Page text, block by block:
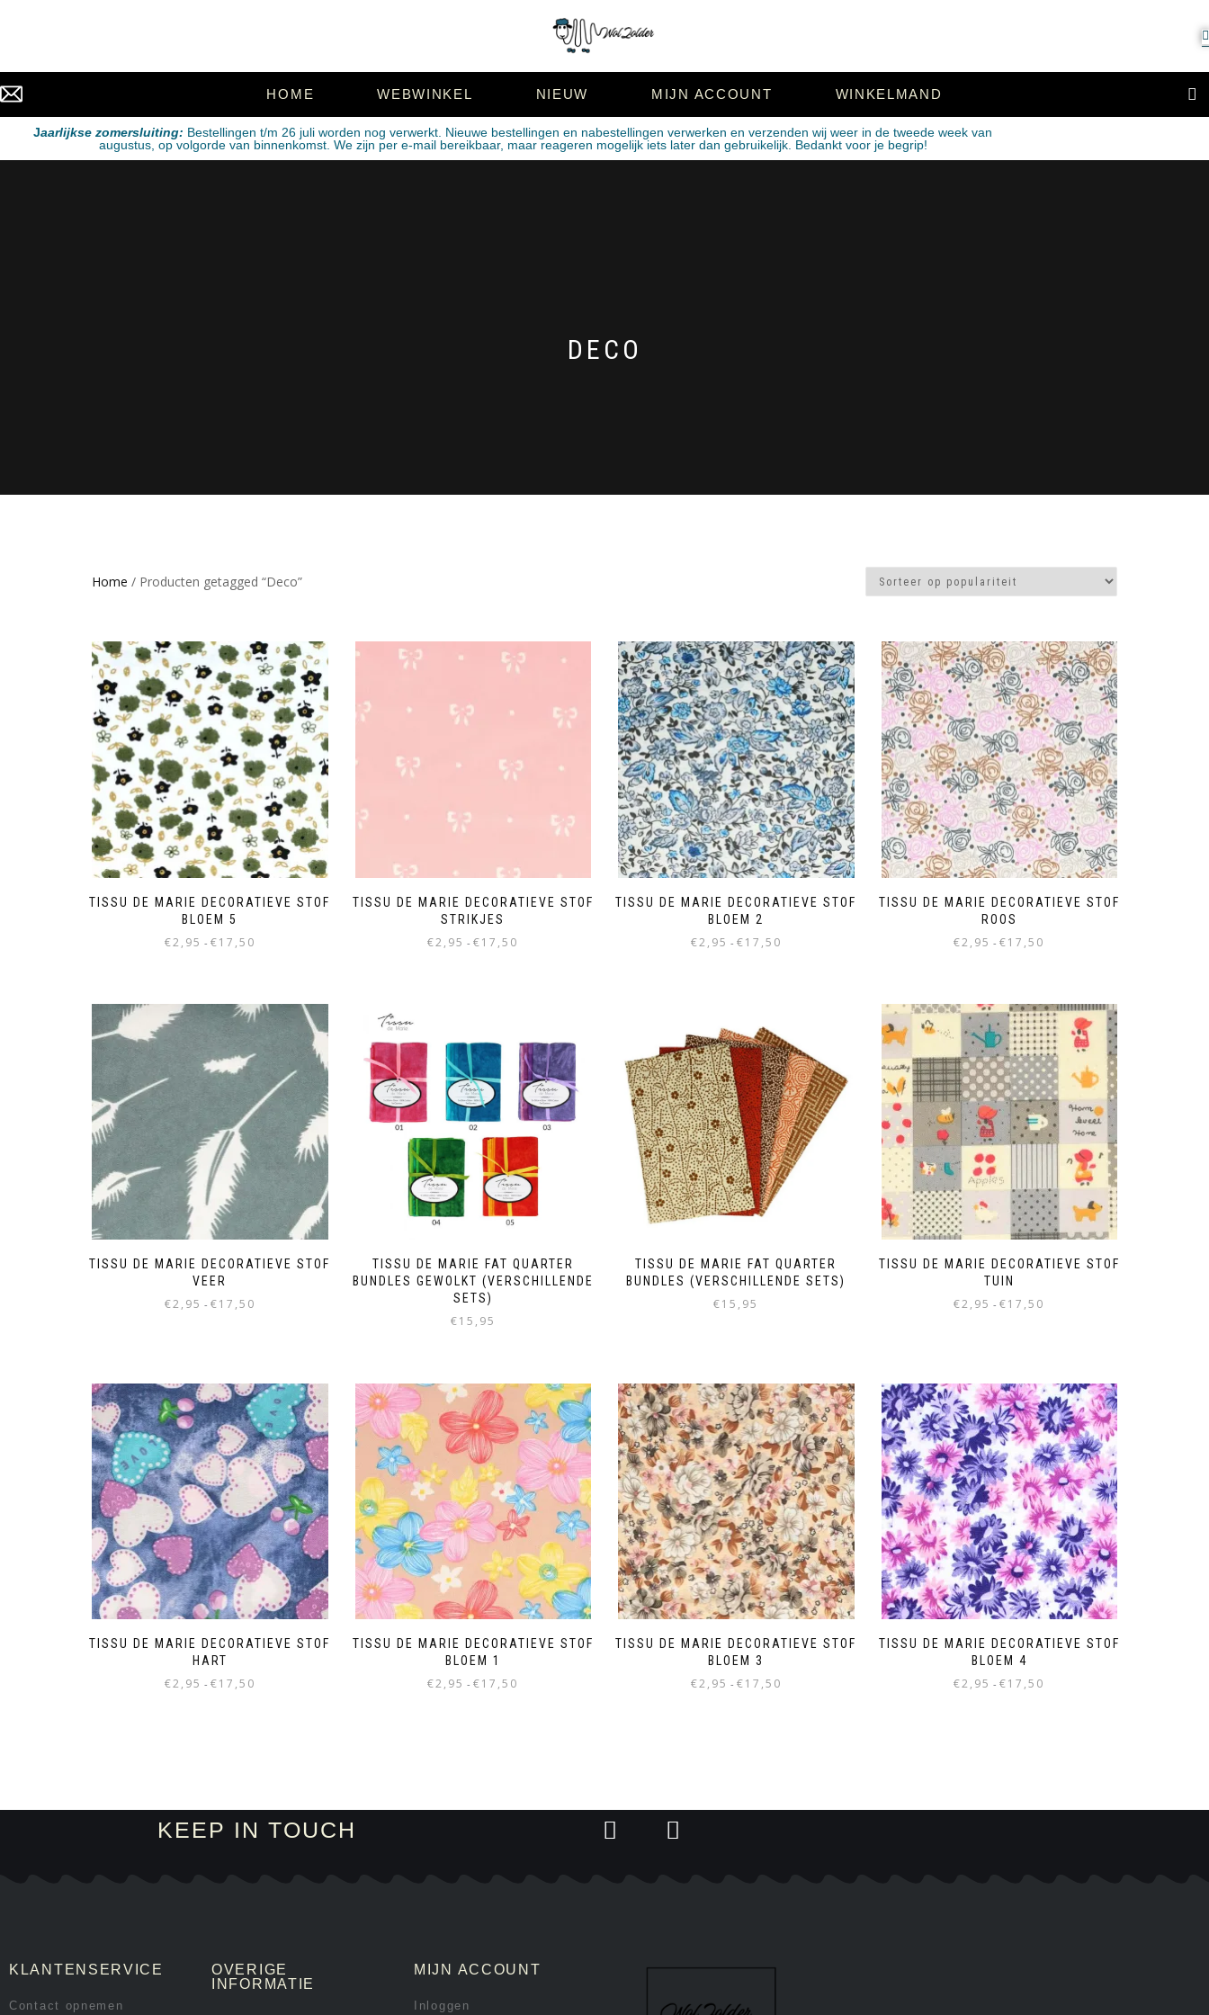
HOME WEBWINKEL NIEUW MIJN ACCOUNT WINKELMAND
Jaarlijkse zomersluiting: Bestellingen t/m 26 juli worden nog verwerkt. Nieuwe bestellingen en nabestellingen verwerken en verzenden wij weer in de tweede week van
augustus, op volgorde van binnenkomst. We zijn per e-mail bereikbaar, maar reageren mogelijk iets later dan gebruikelijk. Bedankt voor je begrip!
DECO
Home / Producten getagged “Deco”
TISSU DE MARIE DECORATIEVE STOF
BLOEM 5
€2,95 - €17,50
TISSU DE MARIE DECORATIEVE STOF
STRIKJES
€2,95 - €17,50
TISSU DE MARIE DECORATIEVE STOF
BLOEM 2
€2,95 - €17,50
TISSU DE MARIE DECORATIEVE STOF
ROOS
€2,95 - €17,50
TISSU DE MARIE DECORATIEVE STOF
VEER
€2,95 - €17,50
TISSU DE MARIE FAT QUARTER
BUNDLES GEWOLKT (VERSCHILLENDE
SETS)
€15,95
TISSU DE MARIE FAT QUARTER
BUNDLES (VERSCHILLENDE SETS)
€15,95
TISSU DE MARIE DECORATIEVE STOF
TUIN
€2,95 - €17,50
TISSU DE MARIE DECORATIEVE STOF
HART
€2,95 - €17,50
TISSU DE MARIE DECORATIEVE STOF
BLOEM 1
€2,95 - €17,50
TISSU DE MARIE DECORATIEVE STOF
BLOEM 3
€2,95 - €17,50
TISSU DE MARIE DECORATIEVE STOF
BLOEM 4
€2,95 - €17,50
KEEP IN TOUCH
KLANTENSERVICE
Contact opnemen
OVERIGE
INFORMATIE
MIJN ACCOUNT
Inloggen